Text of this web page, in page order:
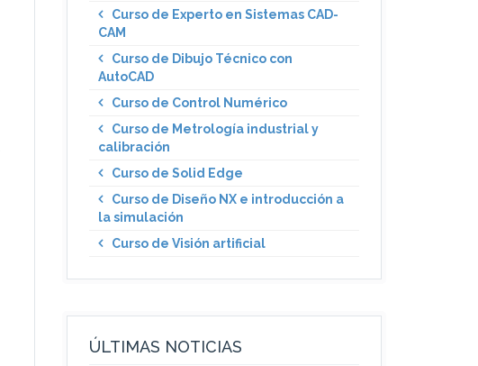
Curso de Experto en Sistemas CAD-
CAM
Curso de Dibujo Técnico con
AutoCAD
Curso de Control Numérico
Curso de Metrología industrial y
calibración
Curso de Solid Edge
Curso de Diseño NX e introducción a
la simulación
Curso de Visión artificial
ÚLTIMAS NOTICIAS